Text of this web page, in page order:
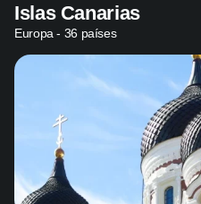
Islas Canarias
Europa - 36 países